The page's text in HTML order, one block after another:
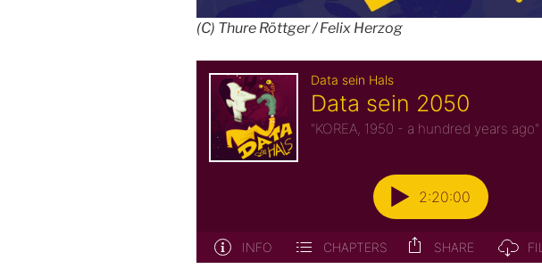
(C) Thure Röttger / Felix Herzog